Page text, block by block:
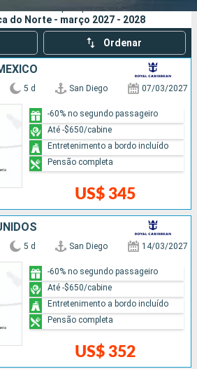
Pesquisar
do Norte - março 2027 - 2028
Ordenar
5 d San Diego 07/03/2027
US$ 345
-60% no segundo passageiro
Até -$650/cabine
Entretenimento a bordo incluído
Pensão completa
5 d San Diego 14/03/2027
US$ 352
-60% no segundo passageiro
Até -$650/cabine
Entretenimento a bordo incluído
Pensão completa